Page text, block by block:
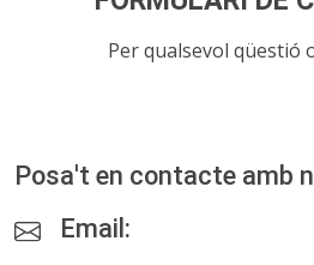
Per qualsevol qüestió
Posa't en contacte amb
Email: